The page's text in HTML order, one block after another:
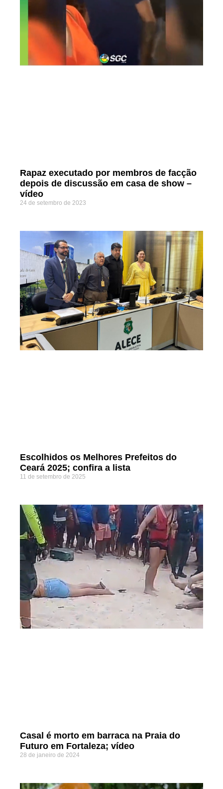
Rapaz executado por membros de facção
depois de discussão em casa de show –
vídeo
24 de setembro de 2023
Escolhidos os Melhores Prefeitos do
Ceará 2025; confira a lista
11 de setembro de 2025
Casal é morto em barraca na Praia do
Futuro em Fortaleza; vídeo
28 de janeiro de 2024